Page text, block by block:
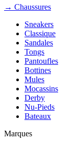
→ Chaussures
Sneakers
Classique
Sandales
Tongs
Pantoufles
Bottines
Mules
Mocassins
Derby
Nu-Pieds
Bateaux
Marques